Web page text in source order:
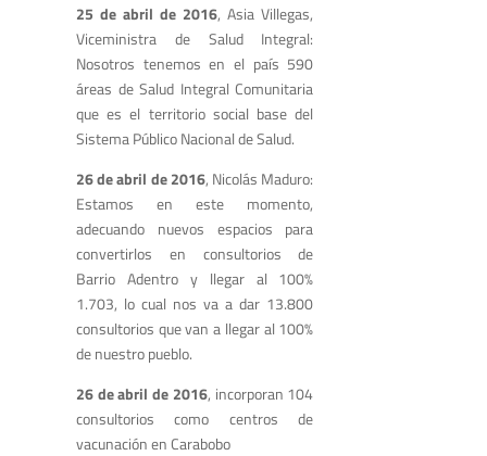
25 de abril de 2016, Asia Villegas,
Viceministra de Salud Integral:
Nosotros tenemos en el país 590
áreas de Salud Integral Comunitaria
que es el territorio social base del
Sistema Público Nacional de Salud.
26 de abril de 2016, Nicolás Maduro:
Estamos en este momento,
adecuando nuevos espacios para
convertirlos en consultorios de
Barrio Adentro y llegar al 100%
1.703, lo cual nos va a dar 13.800
consultorios que van a llegar al 100%
de nuestro pueblo.
26 de abril de 2016, incorporan 104
consultorios como centros de
vacunación en Carabobo